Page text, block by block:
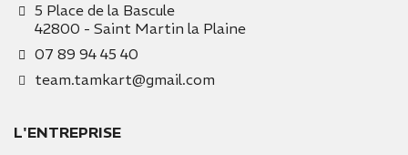
5 Place de la Bascule
42800 - Saint Martin la Plaine
07 89 94 45 40
team.tamkart@gmail.com
L'ENTREPRISE